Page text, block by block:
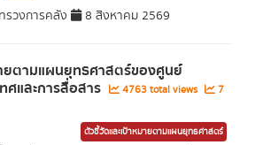
รวงการคลัง 8 สิงหาคม 2569
ยตามแผนยุทธศาสตร์ของศูนย์
ศและการสื่อสาร 4763 total views
7
ตัวชี้วัดและเป้าหมายตามแผนยุทธศาสตร์